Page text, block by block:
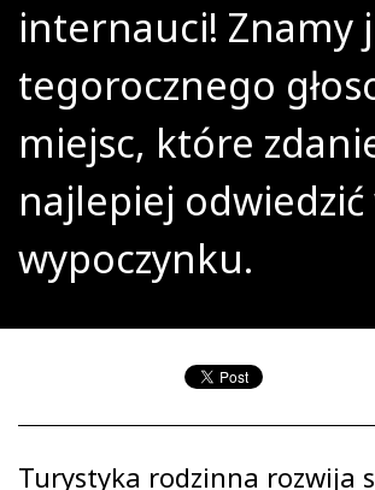
internauci! Znamy
tegorocznego
miejsc, które
najlepiej
wypoczynku.
Turystyka rodzinna rozwija